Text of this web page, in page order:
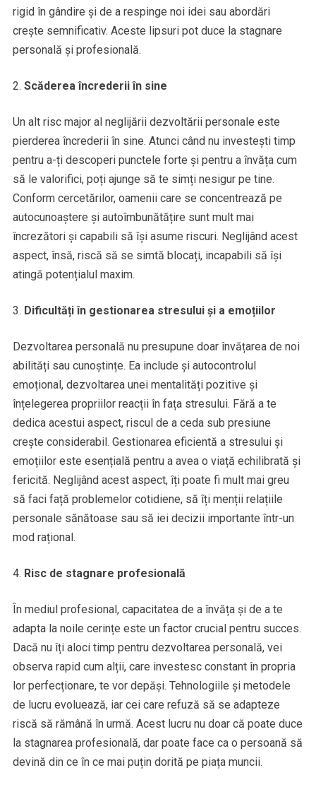
rigid în gândire și de a respinge noi idei sau abordări
crește semnificativ. Aceste lipsuri pot duce la stagnare
personală și profesională.
Scăderea încrederii în sine
Un alt risc major al neglijării dezvoltării personale este
pierderea încrederii în sine. Atunci când nu investești timp
pentru a-ți descoperi punctele forte și pentru a învăța cum
să le valorifici, poți ajunge să te simți nesigur pe tine.
Conform cercetărilor, oamenii care se concentrează pe
autocunoaștere și autoîmbunătățire sunt mult mai
încrezători și capabili să își asume riscuri. Neglijând acest
aspect, însă, riscă să se simtă blocați, incapabili să își
atingă potențialul maxim.
Dificultăți în gestionarea stresului și a emoțiilor
Dezvoltarea personală nu presupune doar învățarea de noi
abilități sau cunoștințe. Ea include și autocontrolul
emoțional, dezvoltarea unei mentalități pozitive și
înțelegerea propriilor reacții în fața stresului. Fără a te
dedica acestui aspect, riscul de a ceda sub presiune
crește considerabil. Gestionarea eficientă a stresului și
emoțiilor este esențială pentru a avea o viață echilibrată și
fericită. Neglijând acest aspect, îți poate fi mult mai greu
să faci față problemelor cotidiene, să îți menții relațiile
personale sănătoase sau să iei decizii importante într-un
mod rațional.
Risc de stagnare profesională
În mediul profesional, capacitatea de a învăța și de a te
adapta la noile cerințe este un factor crucial pentru succes.
Dacă nu îți aloci timp pentru dezvoltarea personală, vei
observa rapid cum alții, care investesc constant în propria
lor perfecționare, te vor depăși. Tehnologiile și metodele
de lucru evoluează, iar cei care refuză să se adapteze
riscă să rămână în urmă. Acest lucru nu doar că poate duce
la stagnarea profesională, dar poate face ca o persoană să
devină din ce în ce mai puțin dorită pe piața muncii.